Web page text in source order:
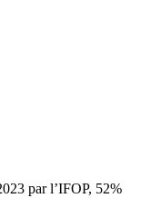
par l’IFOP, 52%